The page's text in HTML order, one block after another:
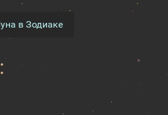
в Зодиаке